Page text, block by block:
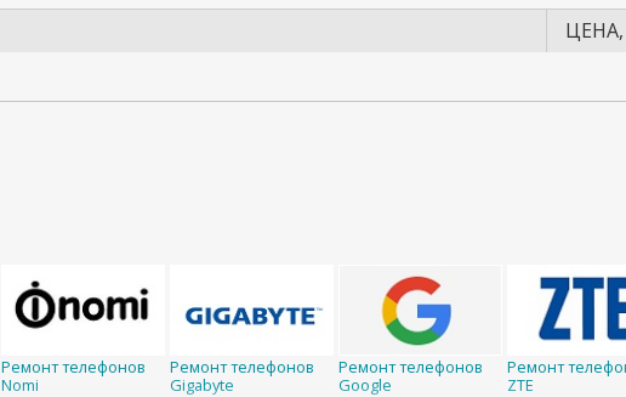
Ремонт телефонов
Nomi
Ремонт телефонов
Gigabyte
Ремонт телефонов
Google
Ремонт
ZTE